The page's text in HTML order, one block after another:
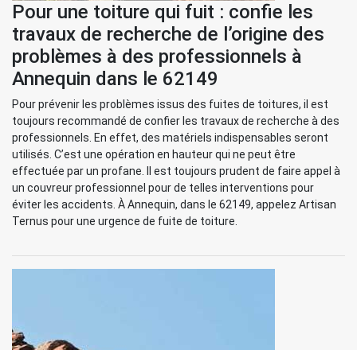
Pour une toiture qui fuit : confie les
travaux de recherche de l’origine des
problèmes à des professionnels à
Annequin dans le 62149
Pour prévenir les problèmes issus des fuites de toitures, il est
toujours recommandé de confier les travaux de recherche à des
professionnels. En effet, des matériels indispensables seront
utilisés. C’est une opération en hauteur qui ne peut être
effectuée par un profane. Il est toujours prudent de faire appel à
un couvreur professionnel pour de telles interventions pour
éviter les accidents. À Annequin, dans le 62149, appelez Artisan
Ternus pour une urgence de fuite de toiture.